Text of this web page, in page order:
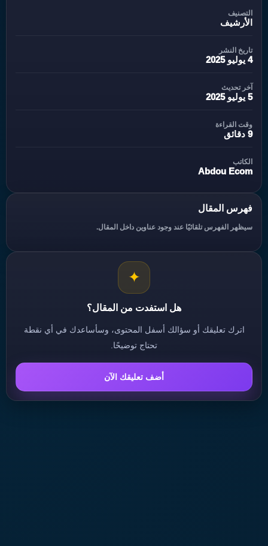
التصنيف
الأرشيف
تاريخ النشر
4 يوليو 2025
آخر تحديث
5 يوليو 2025
وقت القراءة
9 دقائق
الكاتب
Abdou Ecom
فهرس المقال
سيظهر الفهرس تلقائيًا عند وجود عناوين داخل المقال.
✦
هل استفدت من المقال؟
اترك تعليقك أو سؤالك أسفل المحتوى، وسأساعدك في أي نقطة
تحتاج توضيحًا.
أضف تعليقك الآن